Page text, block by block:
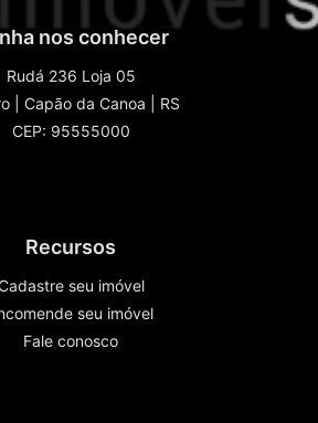
nos conhecer
Rudá 236 Loja 05
Capão da Canoa
RS
CEP: 95555000
Recursos
seu imóvel
seu imóvel
Fale conosco